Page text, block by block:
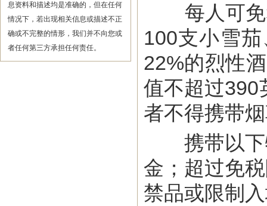
息资料和描述均是准确的，但在任何
情况下，若出现相关信息或描述不正
确或不完整的情形，我们并不向您或
者任何第三方承担任何责任。
每人可免
100支小雪
22%的烈性
值不超过390
者不得携带
携带以下
金；超过免
禁品或限制